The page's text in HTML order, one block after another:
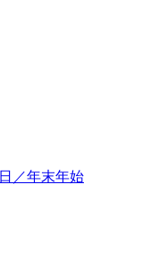
／年末年始